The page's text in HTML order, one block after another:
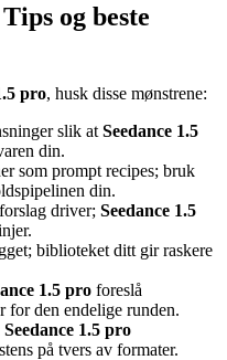
og beste
pro, husk disse mønstrene:
slik at Seedance 1.5
din.
som prompt recipes; bruk
din.
driver; Seedance 1.5
biblioteket ditt gir raskere
1.5 pro foreslå
for den endelige runden.
Seedance 1.5 pro
på tvers av formater.